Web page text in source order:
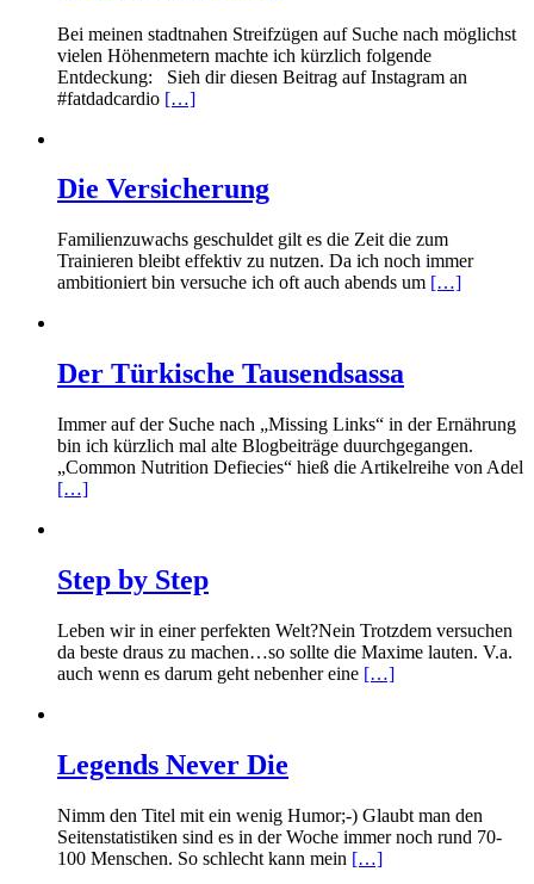
Bei meinen stadtnahen Streifzügen auf Suche nach möglichst
vielen Höhenmetern machte ich kürzlich folgende
Entdeckung: Sieh dir diesen Beitrag auf Instagram an
#fatdadcardio […]
Die Versicherung
Familienzuwachs geschuldet gilt es die Zeit die zum
Trainieren bleibt effektiv zu nutzen. Da ich noch immer
ambitioniert bin versuche ich oft auch abends um […]
Der Türkische Tausendsassa
Immer auf der Suche nach „Missing Links“ in der Ernährung
bin ich kürzlich mal alte Blogbeiträge duurchgegangen.
„Common Nutrition Defiecies“ hieß die Artikelreihe von Adel
[…]
Step by Step
Leben wir in einer perfekten Welt?Nein Trotzdem versuchen
da beste draus zu machen…so sollte die Maxime lauten. V.a.
auch wenn es darum geht nebenher eine […]
Legends Never Die
Nimm den Titel mit ein wenig Humor;-) Glaubt man den
Seitenstatistiken sind es in der Woche immer noch rund 70-
100 Menschen. So schlecht kann mein […]